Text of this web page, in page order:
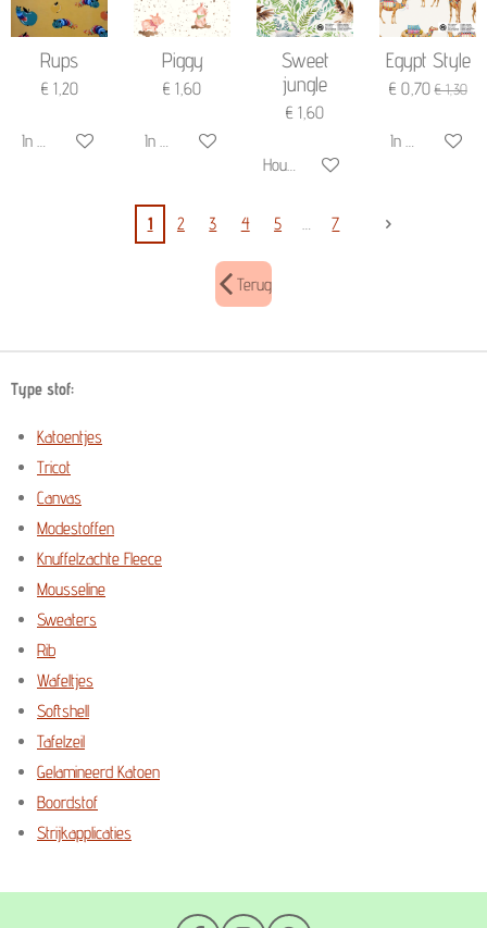
Rups
€ 1,20
In winkelwagen
Piggy
€ 1,60
In winkelwagen
Sweet
jungle
€ 1,60
Houd mij op de hoogte
Egypt Style
€ 0,70 € 1,30
In winkelwagen
1 2 3 4 5 7
Terug
Type stof:
Katoentjes
Tricot
Canvas
Modestoffen
Knuffelzachte Fleece
Mousseline
Sweaters
Rib
Wafeltjes
Softshell
Tafelzeil
Gelamineerd Katoen
Boordstof
Strijkapplicaties